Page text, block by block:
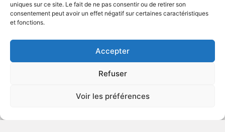
uniques sur ce site. Le fait de ne pas consentir ou de retirer son
consentement peut avoir un effet négatif sur certaines caractéristiques
et fonctions.
Accepter
Refuser
Voir les préférences
2021 Drame de moeurs
Le trésor du petit Nicolas